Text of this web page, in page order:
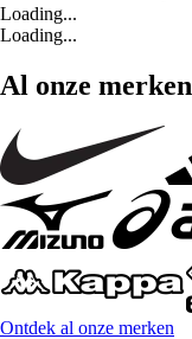
Loading...
Loading...
Al onze merken
Ontdek al onze merken